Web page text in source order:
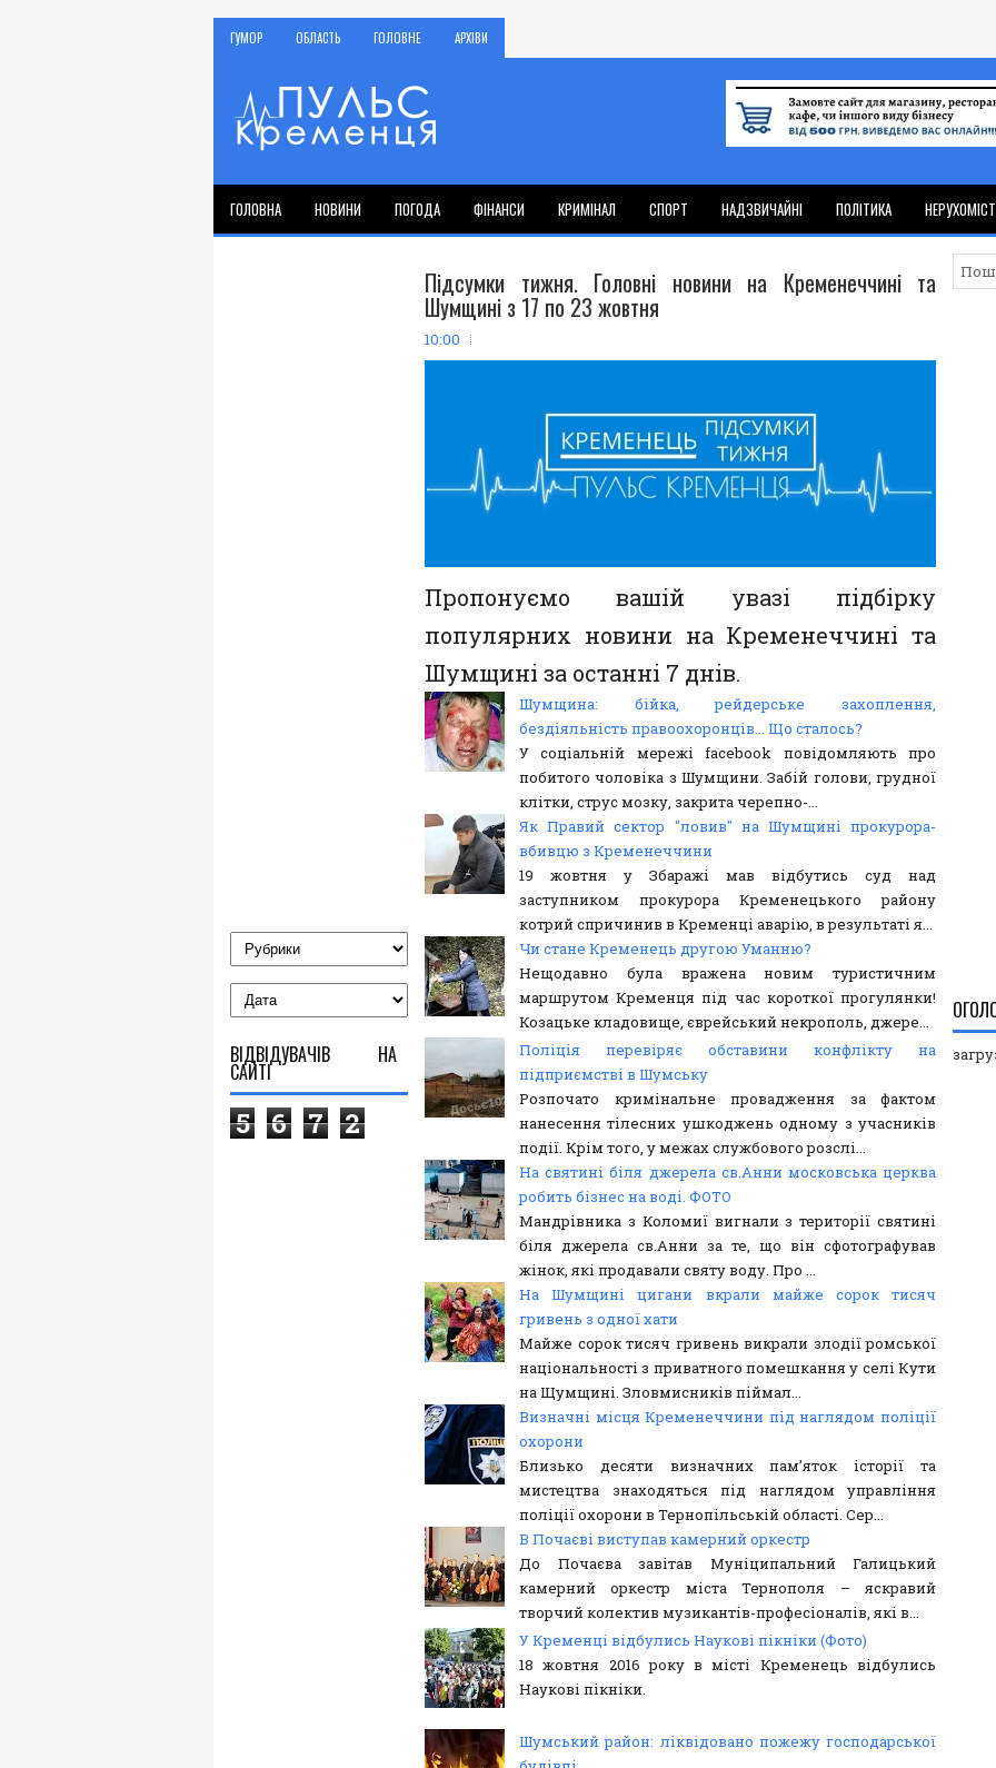
ГУМОР ОБЛАСТЬ ГОЛОВНЕ АРХІВИ
ГОЛОВНА НОВИНИ ПОГОДА ФІНАНСИ КРИМІНАЛ СПОРТ НАДЗВИЧАЙНІ ПОЛІТИКА
Підсумки тижня. Головні новини на Кременеччині та
Шумщині з 17 по 23 жовтня
10:00
Пропонуємо вашій увазі підбірку
популярних новини на Кременеччині та
Шумщині за останні 7 днів.
Шумщина: бійка, рейдерське захоплення,
бездіяльність правоохоронців... Що сталось?
У соціальній мережі facebook повідомляють про
побитого чоловіка з Шумщини. Забій голови, грудної
клітки, струс мозку, закрита черепно-...
Як Правий сектор "ловив" на Шумщині прокурора-
вбивцю з Кременеччини
19 жовтня у Збаражі мав відбутись суд над
заступником прокурора Кременецького району
котрий спричинив в Кременці аварію, в результаті я...
Чи стане Кременець другою Уманню?
Нещодавно була вражена новим туристичним
маршрутом Кременця під час короткої прогулянки!
Козацьке кладовище, єврейський некрополь, джере...
Поліція перевіряє обставини конфлікту на
підприємстві в Шумську
Розпочато кримінальне провадження за фактом
нанесення тілесних ушкоджень одному з учасників
події. Крім того, у межах службового розслі...
На святині біля джерела св.Анни московська церква
робить бізнес на воді. ФОТО
Мандрівника з Коломиї вигнали з території святині
біля джерела св.Анни за те, що він сфотографував
жінок, які продавали святу воду. Про ...
На Шумщині цигани вкрали майже сорок тисяч
гривень з одної хати
Майже сорок тисяч гривень викрали злодії ромської
національності з приватного помешкання у селі Кути
на Щумщині. Зловмисників піймал...
Визначні місця Кременеччини під наглядом поліції
охорони
Близько десяти визначних пам’яток історії та
мистецтва знаходяться під наглядом управління
поліції охорони в Тернопільській області. Сер...
В Почаєві виступав камерний оркестр
До Почаєва завітав Муніципальний Галицький
камерний оркестр міста Тернополя – яскравий
творчий колектив музикантів-професіоналів, які в...
У Кременці відбулись Наукові пікніки (Фото)
18 жовтня 2016 року в місті Кременець відбулись
Наукові пікніки.
Шумський район: ліквідовано пожежу господарської
ВІДВІДУВАЧІВ НА
САЙТІ
5 6 7 2